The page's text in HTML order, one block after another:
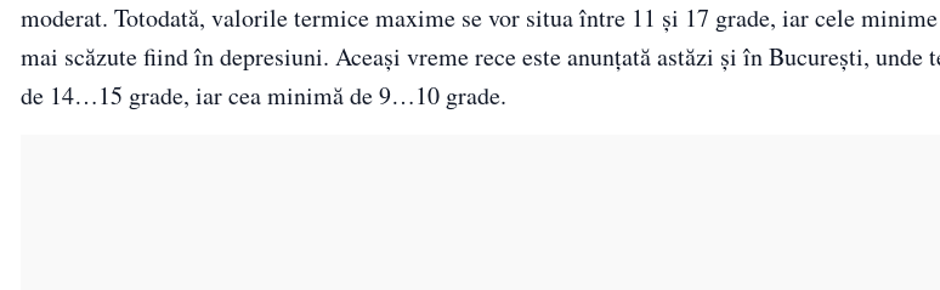
moderat. Totodată, valorile termice maxime se vor situa între 11 și 17 grade, iar cele
mai scăzute fiind în depresiuni. Aceași vreme rece este anunțată astăzi și în București, unde
de 14…15 grade, iar cea minimă de 9…10 grade.